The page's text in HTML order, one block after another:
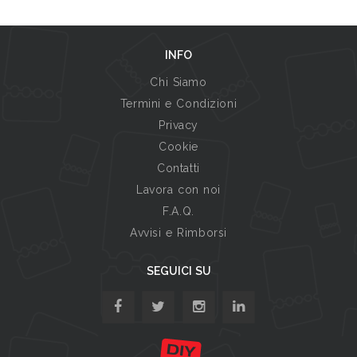
INFO
Chi Siamo
Termini e Condizioni
Privacy
Cookie
Contatti
Lavora con noi
F.A.Q.
Avvisi e Rimborsi
SEGUICI SU